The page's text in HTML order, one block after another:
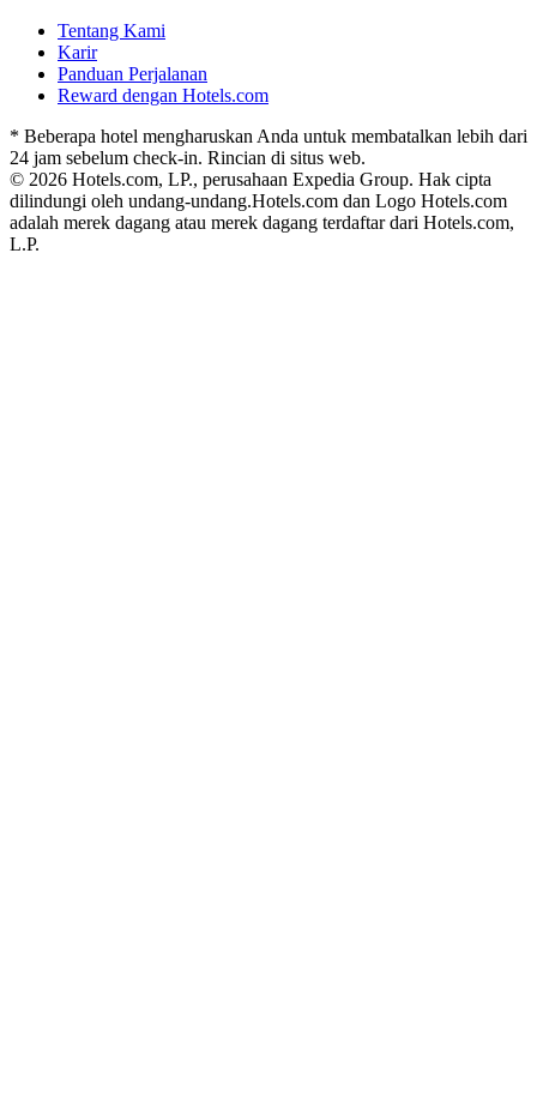
Tentang Kami
Karir
Panduan Perjalanan
Reward dengan Hotels.com
* Beberapa hotel mengharuskan Anda untuk membatalkan lebih dari
24 jam sebelum check-in. Rincian di situs web.
© 2026 Hotels.com, LP., perusahaan Expedia Group. Hak cipta
dilindungi oleh undang-undang.Hotels.com dan Logo Hotels.com
adalah merek dagang atau merek dagang terdaftar dari Hotels.com,
L.P.